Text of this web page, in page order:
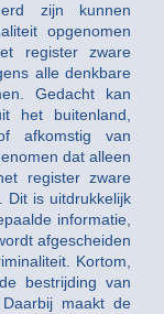
zijn kunnen
opgenomen
register zware
alle denkbare
Gedacht kan
het buitenland,
afkomstig van
dat alleen
register zware
Dit is uitdrukkelijk
informatie,
afgescheiden
Kortom,
bestrijding van
maakt de